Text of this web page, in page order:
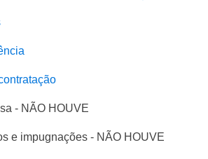
- NÃO HOUVE
e impugnações - NÃO HOUVE